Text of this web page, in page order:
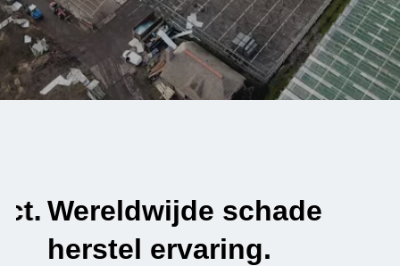
Wereldwijde schade
herstel ervaring.